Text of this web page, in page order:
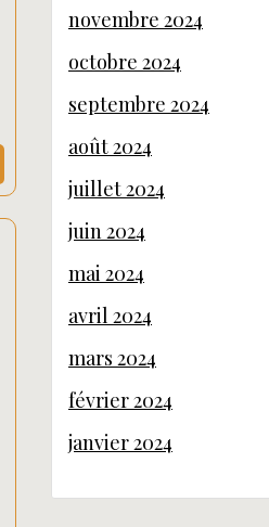
novembre 2024
octobre 2024
septembre 2024
août 2024
juillet 2024
juin 2024
mai 2024
avril 2024
mars 2024
février 2024
janvier 2024